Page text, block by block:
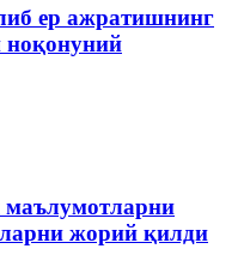
ер ажратишнинг
ноқонуний
жорий қилди